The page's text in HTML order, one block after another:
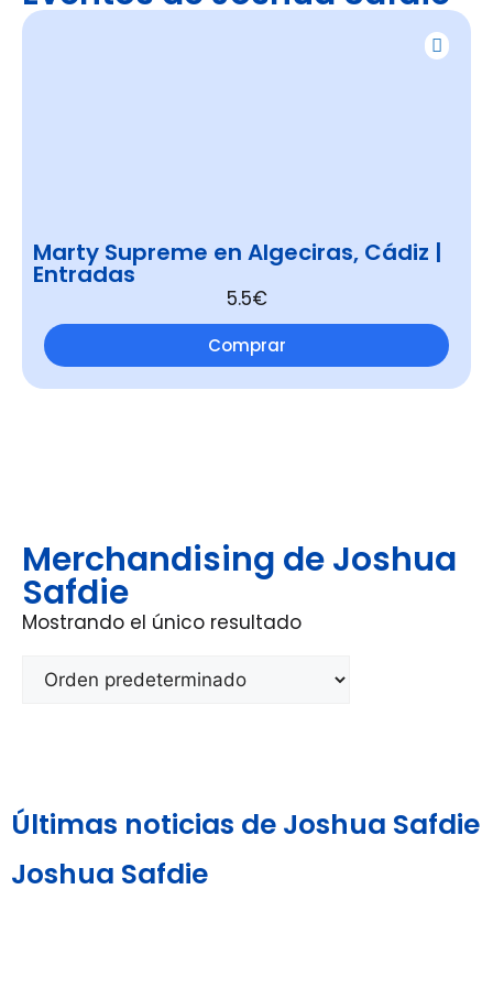
Marty Supreme en Algeciras, Cádiz |
Entradas
5.5€
Comprar
Merchandising de Joshua
Safdie
Mostrando el único resultado
Últimas noticias de Joshua Safdie
Joshua Safdie